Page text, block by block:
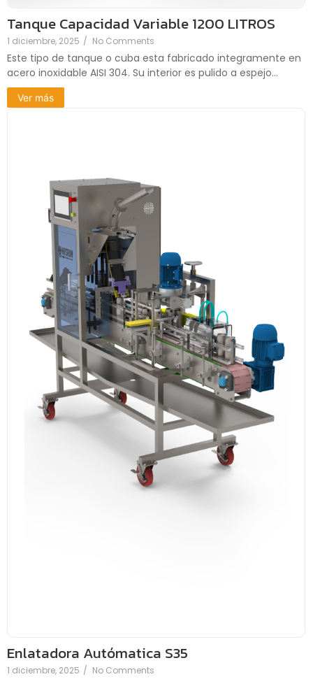
Tanque Capacidad Variable 1200 LITROS
1 diciembre, 2025 / No Comments
Este tipo de tanque o cuba esta fabricado integramente en
acero inoxidable AISI 304. Su interior es pulido a espejo...
Ver más
Enlatadora Autómatica S35
1 diciembre, 2025 / No Comments